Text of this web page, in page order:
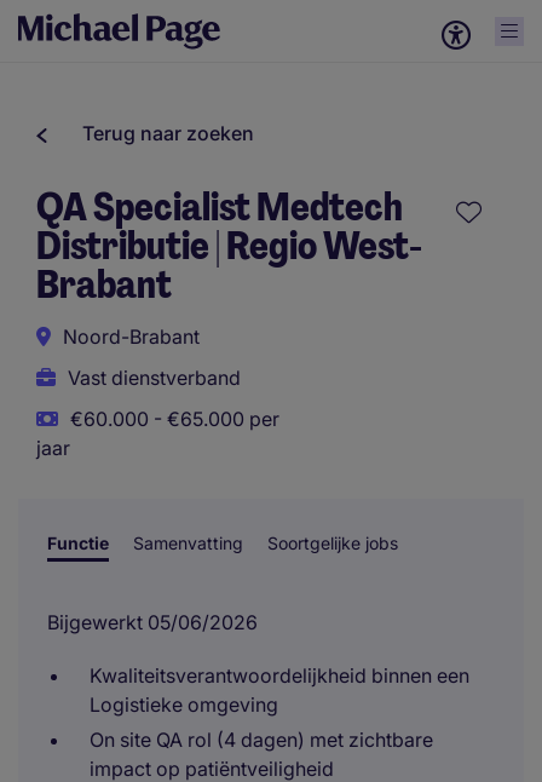
Terug naar zoeken
QA Specialist Medtech
Distributie | Regio West-
Brabant
Noord-Brabant
Vast dienstverband
€60.000 - €65.000 per
jaar
Functie Samenvatting Soortgelijke jobs
Bijgewerkt 05/06/2026
Kwaliteitsverantwoordelijkheid binnen een
Logistieke omgeving
On site QA rol (4 dagen) met zichtbare
impact op patiëntveiligheid